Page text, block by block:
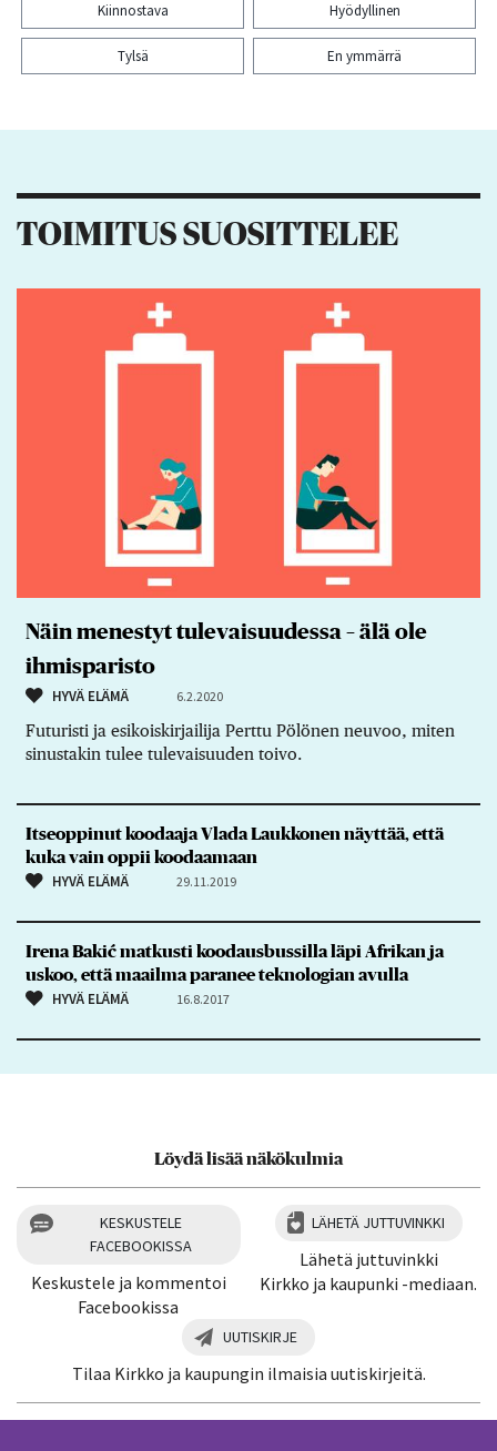
Kiinnostava Hyödyllinen
Tylsä En ymmärrä
TOIMITUS SUOSITTELEE
Näin menestyt tulevaisuudessa – älä ole
ihmisparisto
HYVÄ ELÄMÄ 6.2.2020
Futuristi ja esikoiskirjailija Perttu Pölönen neuvoo, miten
sinustakin tulee tulevaisuuden toivo.
Itseoppinut koodaaja Vlada Laukkonen näyttää, että
kuka vain oppii koodaamaan
HYVÄ ELÄMÄ 29.11.2019
Irena Bakić matkusti koodausbussilla läpi Afrikan ja
uskoo, että maailma paranee teknologian avulla
HYVÄ ELÄMÄ 16.8.2017
Löydä lisää näkökulmia
KESKUSTELE
FACEBOOKISSA
Keskustele ja kommentoi
Facebookissa
LÄHETÄ JUTTUVINKKI
Lähetä juttuvinkki
Kirkko ja kaupunki -mediaan.
UUTISKIRJE
Tilaa Kirkko ja kaupungin ilmaisia uutiskirjeitä.